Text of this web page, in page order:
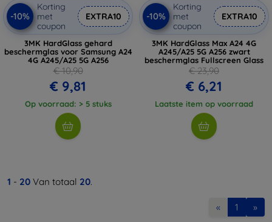
-10%
Korting
met
coupon
EXTRA10
3MK HardGlass gehard
beschermglas voor Samsung A24
4G A245/A25 5G A256
€ 10,90
€ 9,81
Op voorraad: > 5 stuks
-10%
Korting
met
coupon
EXTRA10
3MK HardGlass Max A24 4G
A245/A25 5G A256 zwart
beschermglas Fullscreen Glass
€ 23,90
€ 6,21
Laatste item op voorraad
1 - 20 Van totaal 20.
« 1 »